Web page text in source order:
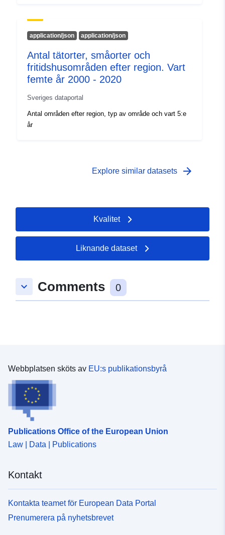
application/json application/json
Antal tätorter, småorter och
fritidshusområden efter region. Vart
femte år 2000 - 2020
Sveriges dataportal
Antal områden efter region, typ av område och vart 5:e
år
Explore similar datasets arrow_forward
Kvalitet
Liknande dataset
keyboard_arrow_down Comments 0
Webbplatsen sköts av EU:s publikationsbyrå
Publications Office of the European Union
Law | Data | Publications
Kontakt
Kontakta teamet för European Data Portal
Prenumerera på nyhetsbrevet